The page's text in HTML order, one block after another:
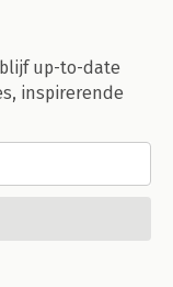
up-to-date
inspirerende